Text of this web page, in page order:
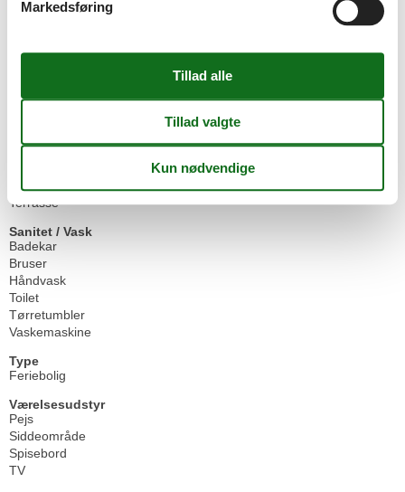
Køleskab - Fryser
Stavblender
Rundt om huset
Have
Parkering
Terrasse
Sanitet / Vask
Badekar
Bruser
Håndvask
Toilet
Tørretumbler
Vaskemaskine
Type
Feriebolig
Værelsesudstyr
Pejs
Siddeområde
Spisebord
TV
Markedsføring